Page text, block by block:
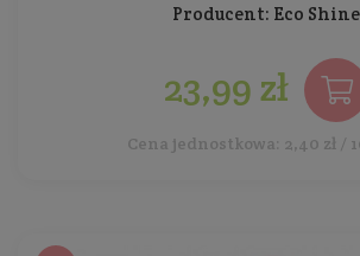
Producent: Eco Shine
23,99 zł
Cena jednostkowa: 2,40 zł /